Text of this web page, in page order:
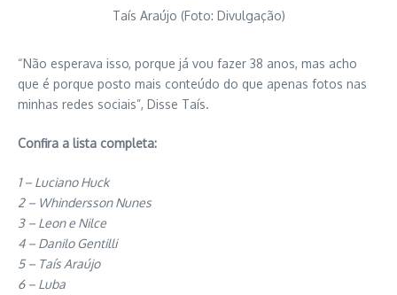
Taís Araújo (Foto: Divulgação)
“Não esperava isso, porque já vou fazer 38 anos, mas acho
que é porque posto mais conteúdo do que apenas fotos nas
minhas redes sociais”, Disse Taís.
Confira a lista completa:
1 – Luciano Huck
2 – Whindersson Nunes
3 – Leon e Nilce
4 – Danilo Gentilli
5 – Taís Araújo
6 – Luba